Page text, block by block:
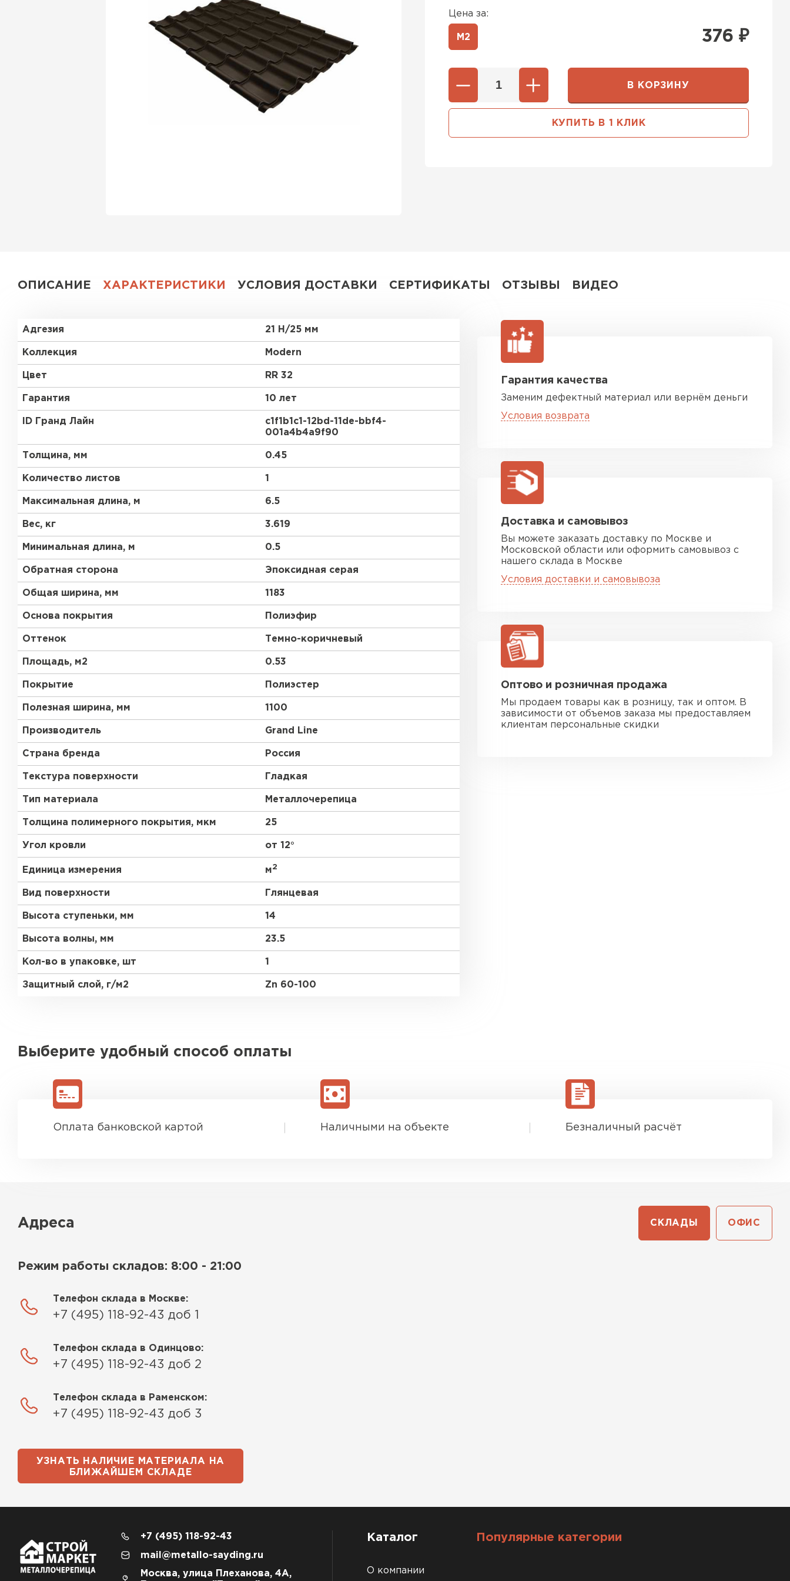
Цена за:
М2 376 ₽
В КОРЗИНУ
КУПИТЬ В 1 КЛИК
ОПИСАНИЕ ХАРАКТЕРИСТИКИ УСЛОВИЯ ДОСТАВКИ СЕРТИФИКАТЫ ОТЗЫВЫ ВИДЕО
Адгезия 21 Н/25 мм
Коллекция Modern
Цвет RR 32
Гарантия 10 лет
ID Гранд Лайн
c1f1b1c1-12bd-11de-bbf4-
001a4b4a9f90
Толщина, мм 0.45
Количество листов 1
Максимальная длина, м 6.5
Вес, кг 3.619
Минимальная длина, м 0.5
Обратная сторона Эпоксидная серая
Общая ширина, мм 1183
Основа покрытия Полиэфир
Оттенок Темно-коричневый
Площадь, м2 0.53
Покрытие Полиэстер
Полезная ширина, мм 1100
Производитель Grand Line
Страна бренда Россия
Текстура поверхности Гладкая
Тип материала Металлочерепица
Толщина полимерного покрытия, мкм 25
Угол кровли от 12°
Единица измерения м2
Вид поверхности Глянцевая
Высота ступеньки, мм 14
Высота волны, мм 23.5
Кол-во в упаковке, шт 1
Защитный слой, г/м2 Zn 60-100
Гарантия качества
Заменим дефектный материал или вернём деньги
Условия возврата
Доставка и самовывоз
Вы можете заказать доставку по Москве и
Московской области или оформить самовывоз с
нашего склада в Москве
Условия доставки и самовывоза
Оптово и розничная продажа
Мы продаем товары как в розницу, так и оптом. В
зависимости от объемов заказа мы предоставляем
клиентам персональные скидки
Выберите удобный способ оплаты
Оплата банковской картой Наличными на объекте Безналичный расчёт
Адреса СКЛАДЫ ОФИС
Режим работы складов: 8:00 - 21:00
Телефон склада в Москве:
+7 (495) 118-92-43 доб 1
Телефон склада в Одинцово:
+7 (495) 118-92-43 доб 2
Телефон склада в Раменском:
+7 (495) 118-92-43 доб 3
УЗНАТЬ НАЛИЧИЕ МАТЕРИАЛА НА
БЛИЖАЙШЕМ СКЛАДЕ
+7 (495) 118-92-43
mail@metallo-sayding.ru
Москва, улица Плеханова, 4А,
Каталог
О компании
Популярные категории